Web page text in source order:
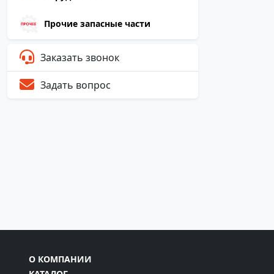
Прочие запасные части
Заказать звонок
Задать вопрос
О КОМПАНИИ